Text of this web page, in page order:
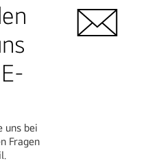
uns bei
Fragen